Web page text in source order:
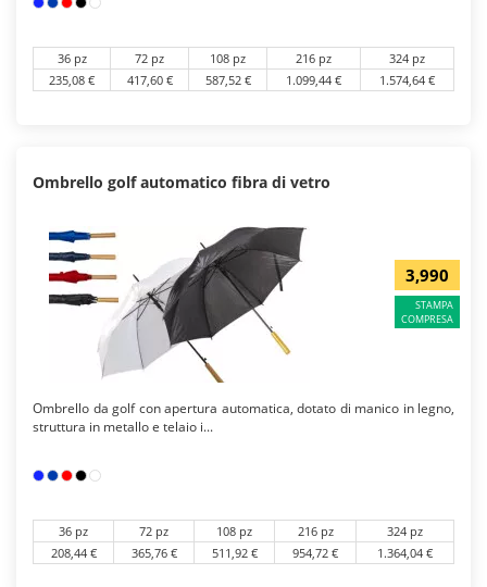
36 pz 72 pz 108 pz 216 pz
324 pz
235,08 €
417,60 € 587,52 € 1.099,44 € 1.574,64 €
Ombrello golf automatico fibra di vetro
3,990
STAMPA
COMPRESA
Ombrello da golf con apertura automatica, dotato di manico in legno,
struttura in metallo e telaio i...
36 pz 72 pz 108 pz 216 pz
324 pz
208,44 €
365,76 € 511,92 € 954,72 € 1.364,04 €